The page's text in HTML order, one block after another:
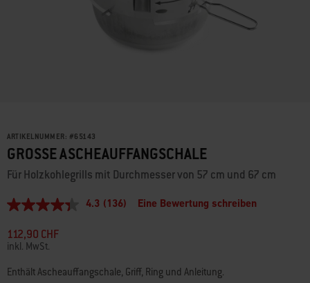
ARTIKELNUMMER: #65143
GROSSE ASCHEAUFFANGSCHALE
Für Holzkohlegrills mit Durchmesser von 57 cm und 67 cm
4.3
5
Sternen,
durchschnittlicher
Bewertungswert.
Read
4.3 (136) Eine Bewertung schreiben
112,90 CHF
inkl. MwSt.
Enthält Ascheauffangschale, Griff, Ring und Anleitung.